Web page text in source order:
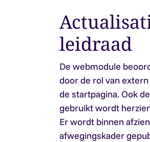
leidraad
De webmodule
door de rol van
de startpagina. Ook
gebruikt wordt
Er wordt binnen
afwegingskader